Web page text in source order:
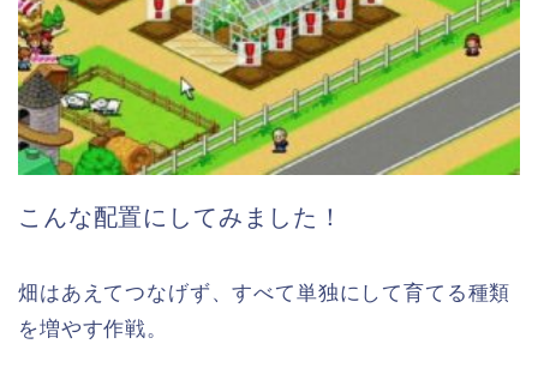
こんな配置にしてみました！
畑はあえてつなげず、すべて単独にして育てる種類
を増やす作戦。